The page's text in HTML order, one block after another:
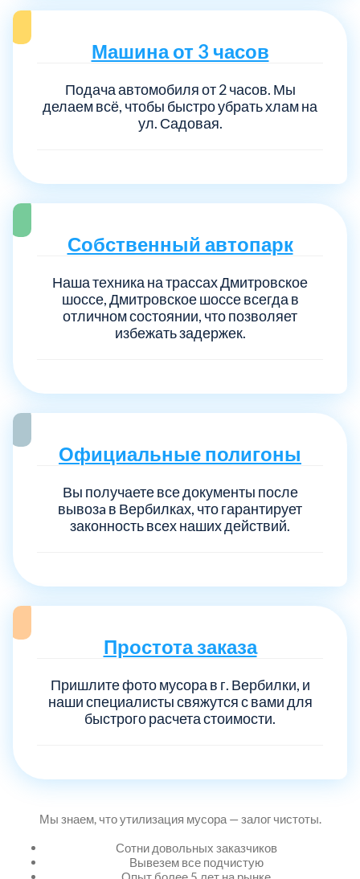
Машина от 3 часов
Подача автомобиля от 2 часов. Мы
делаем всё, чтобы быстро убрать хлам на
ул. Садовая.
Собственный автопарк
Наша техника на трассах Дмитровское
шоссе, Дмитровское шоссе всегда в
отличном состоянии, что позволяет
избежать задержек.
Официальные полигоны
Вы получаете все документы после
вывозa в Вербилках, что гарантирует
законность всех наших действий.
Простота заказа
Пришлите фото мусора в г. Вербилки, и
наши специалисты свяжутся с вами для
быстрого расчета стоимости.
Мы знаем, что утилизация мусора — залог чистоты.
Сотни довольных заказчиков
Вывезем все подчистую
Балашиха